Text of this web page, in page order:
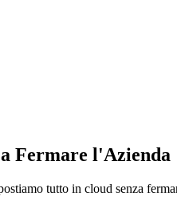
Fermare l'Azienda
tutto in cloud senza